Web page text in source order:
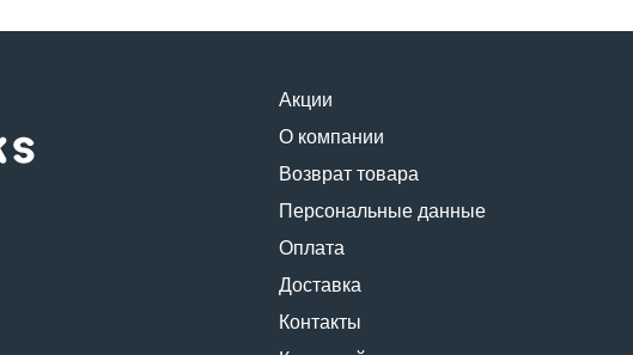
Акции
О компании
Возврат товара
Персональные данные
Оплата
Доставка
Контакты